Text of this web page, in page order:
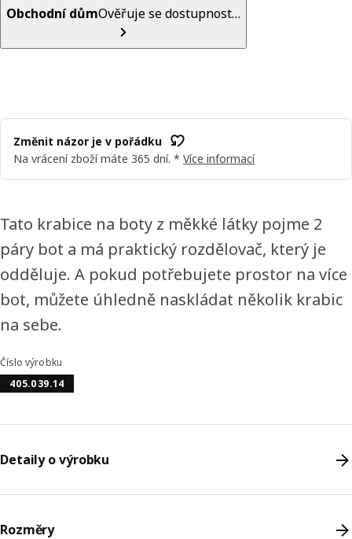
Obchodní důmOvěřuje se dostupnost…
Změnit názor je v pořádku
Na vrácení zboží máte 365 dní. * Více informací
Tato krabice na boty z měkké látky pojme 2
páry bot a má praktický rozdělovač, který je
odděluje. A pokud potřebujete prostor na více
bot, můžete úhledně naskládat několik krabic
na sebe.
Číslo výrobku
405.039.14
Detaily o výrobku
Rozměry